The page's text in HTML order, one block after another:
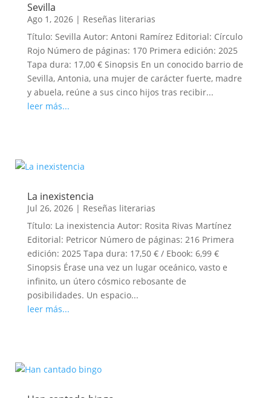
Sevilla
Ago 1, 2026| Reseñas literarias
Título: Sevilla Autor: Antoni Ramírez Editorial: Círculo
Rojo Número de páginas: 170 Primera edición: 2025
Tapa dura: 17,00 € Sinopsis En un conocido barrio de
Sevilla, Antonia, una mujer de carácter fuerte, madre
y abuela, reúne a sus cinco hijos tras recibir...
leer más...
La inexistencia
Jul 26, 2026| Reseñas literarias
Título: La inexistencia Autor: Rosita Rivas Martínez
Editorial: Petricor Número de páginas: 216 Primera
edición: 2025 Tapa dura: 17,50 € / Ebook: 6,99 €
Sinopsis Érase una vez un lugar oceánico, vasto e
infinito, un útero cósmico rebosante de
posibilidades. Un espacio...
leer más...